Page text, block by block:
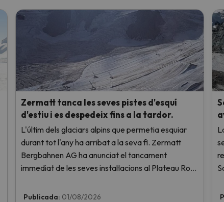
Zermatt tanca les seves pistes d'esquí
d'estiu i es despedeix fins a la tardor.
L'últim dels glaciars alpins que permetia esquiar
durant tot l'any ha arribat a la seva fi. Zermatt
Bergbahnen AG ha anunciat el tancament
immediat de les seves instal·lacions al Plateau Rosa
haver obert aquest cap de setmana.
Publicada: 01/08/2026